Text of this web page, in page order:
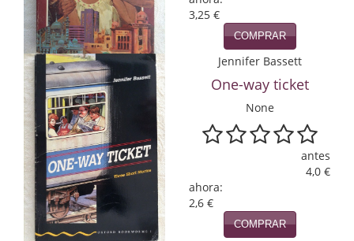
Literatura hispanoamericana
Local
Mafia y espionaje
Matemáticas
Medicina
Música
Naturaleza
3,25 €
COMPRAR
Jennifer Bassett
One-way ticket
None
antes
4,0 €
ahora:
2,6 €
COMPRAR